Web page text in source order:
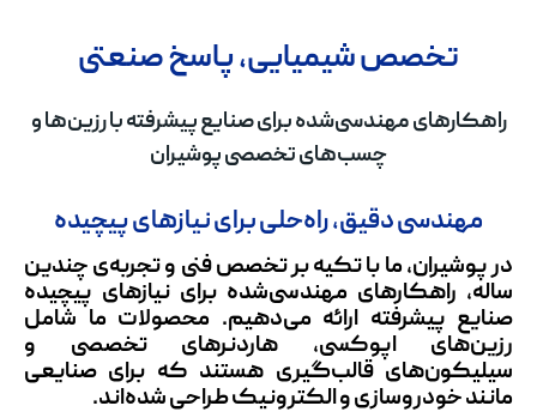
تخصص شیمیایی، پاسخ صنعتی
راهکارهای مهندسی‌شده برای صنایع پیشرفته با رزین‌ها و
چسب‌های تخصصی پوشیران
مهندسی دقیق، راه‌حلی برای نیازهای پیچیده
در پوشیران، ما با تکیه بر تخصص فنی و تجربه‌ی چندین
ساله، راهکارهای مهندسی‌شده برای نیازهای پیچیده
صنایع پیشرفته ارائه می‌دهیم. محصولات ما شامل
رزین‌های اپوکسی، هاردنرهای تخصصی و
سیلیکون‌های قالب‌گیری هستند که برای صنایعی
مانند خودروسازی و الکترونیک طراحی شده‌اند.